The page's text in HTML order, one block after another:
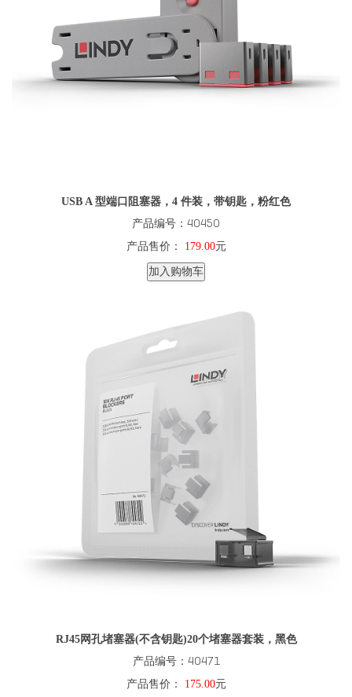
USB A 型端口阻塞器，4 件装，带钥匙，粉红色
产品编号：40450
产品售价： 179.00元
加入购物车
RJ45网孔堵塞器(不含钥匙)20个堵塞器套装，黑色
产品编号：40471
产品售价： 175.00元